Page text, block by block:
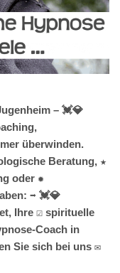
– 💓️💎
überwinden.
Beratung, ★
oder ✹
➡️ 💓️💎
Ihre ☑️ spirituelle
Coach in
Sie sich bei uns ✉